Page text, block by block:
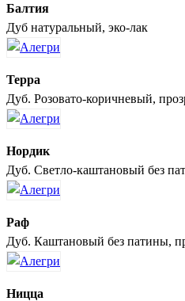
Балтия
Дуб натуральный, эко-лак
Терра
Дуб. Розовато-коричневый,
Нордик
Дуб. Светло-каштановый без
Раф
Дуб. Каштановый без патины,
Ницца